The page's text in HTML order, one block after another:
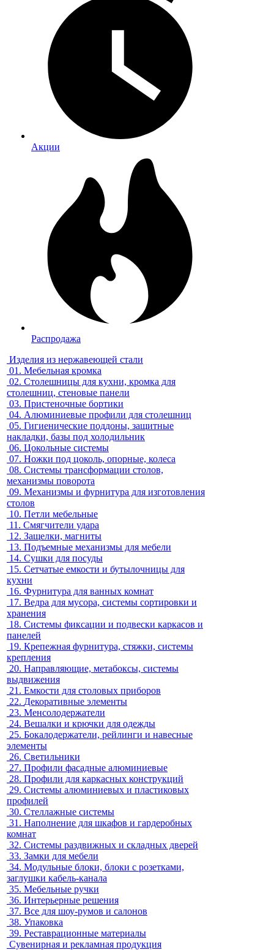
Акции
Распродажа
Изделия из нержавеющей стали
01. Мебельная кромка
02. Столешницы для кухни, кромка для
столешниц, стеновые панели
03. Пристеночные бортики
04. Алюминиевые профили для столешниц
05. Гигиенические поддоны, защитные
накладки, базы под холодильник
06. Цокольные системы
07. Ножки под цоколь, опорные, колеса
08. Системы трансформации столов,
механизмы поворота
09. Механизмы и фурнитура для изготовления
столов
10. Петли мебельные
11. Смягчители удара
12. Защелки, магниты
13. Подъемные механизмы для мебели
14. Сушки для посуды
15. Сетчатые емкости и бутылочницы для
кухни
16. Фурнитура для ванных комнат
17. Ведра для мусора, системы сортировки и
хранения
18. Системы фиксации и подвески каркасов и
панелей
19. Крепежная фурнитура, стяжки, системы
крепления
20. Направляющие, метабоксы, системы
выдвижения
21. Емкости для столовых приборов
22. Декоративные элементы
23. Менсолодержатели
24. Вешалки и крючки для одежды
25. Бокалодержатели, рейлинги и навесные
элементы
26. Светильники
27. Профили фасадные алюминиевые
28. Профили для каркасных конструкций
29. Системы алюминиевых и пластиковых
профилей
30. Стеллажные системы
31. Наполнение для шкафов и гардеробных
комнат
32. Системы раздвижных и складных дверей
33. Замки для мебели
34. Модульные блоки, блоки с розетками,
заглушки кабель-канала
35. Мебельные ручки
36. Интерьерные решения
37. Все для шоу-румов и салонов
38. Упаковка
39. Реставрационные материалы
Сувенирная и рекламная продукция